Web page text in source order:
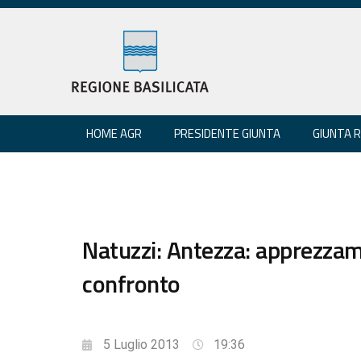
HOME AGR PRESIDENTE GIUNTA GIUNTA
Natuzzi: Antezza:
confronto
5 Luglio 2013 19:36